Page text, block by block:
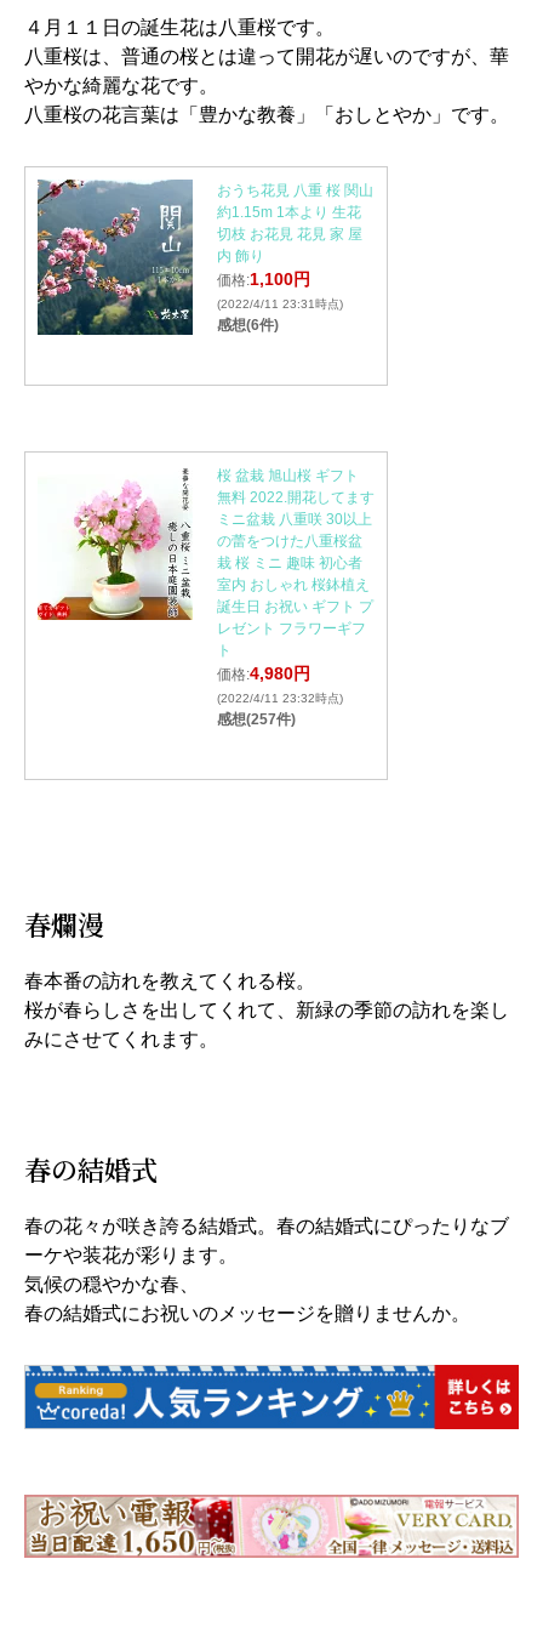
４月１１日の誕生花は八重桜です。
八重桜は、普通の桜とは違って開花が遅いのですが、華
やかな綺麗な花です。
八重桜の花言葉は「豊かな教養」「おしとやか」です。
おうち花見 八重 桜 関山
約1.15m 1本より 生花
切枝 お花見 花見 家 屋
内 飾り
価格:1,100円
(2022/4/11 23:31時点)
感想(6件)
桜 盆栽 旭山桜 ギフト
無料 2022.開花してます
ミニ盆栽 八重咲 30以上
の蕾をつけた八重桜盆
栽 桜 ミニ 趣味 初心者
室内 おしゃれ 桜鉢植え
誕生日 お祝い ギフト プ
レゼント フラワーギフ
ト
価格:4,980円
(2022/4/11 23:32時点)
感想(257件)
春爛漫
春本番の訪れを教えてくれる桜。
桜が春らしさを出してくれて、新緑の季節の訪れを楽し
みにさせてくれます。
春の結婚式
春の花々が咲き誇る結婚式。春の結婚式にぴったりなブ
ーケや装花が彩ります。
気候の穏やかな春、
春の結婚式にお祝いのメッセージを贈りませんか。